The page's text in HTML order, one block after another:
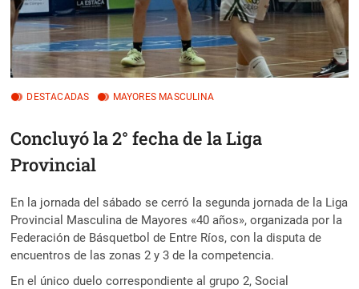
DESTACADAS MAYORES MASCULINA
Concluyó la 2° fecha de la Liga
Provincial
En la jornada del sábado se cerró la segunda jornada de la Liga
Provincial Masculina de Mayores «40 años», organizada por la
Federación de Básquetbol de Entre Ríos, con la disputa de
encuentros de las zonas 2 y 3 de la competencia.
En el único duelo correspondiente al grupo 2, Social